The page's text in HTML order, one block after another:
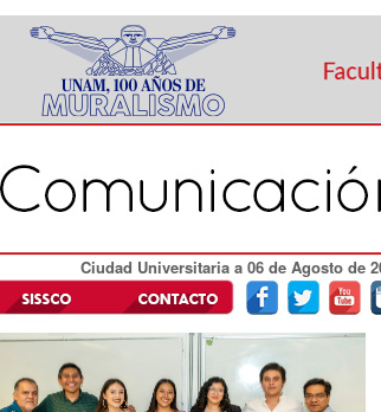
Ciudad Universitaria a 06 de Agosto de